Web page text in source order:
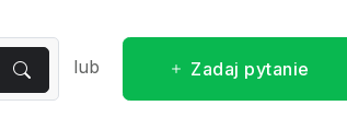
lub Zadaj pytanie